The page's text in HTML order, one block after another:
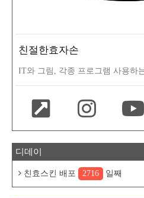
친절한효자손
IT와 그림, 각종 프로그램 사용하
디데이
친효스킨 배포 2716 일째